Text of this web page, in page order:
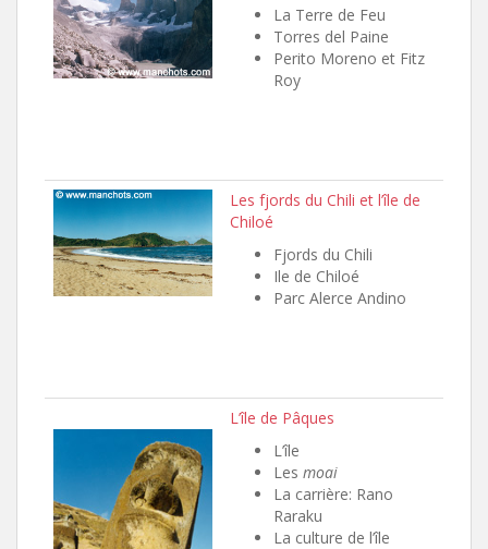
La Terre de Feu
Torres del Paine
Perito Moreno et Fitz
Roy
Les fjords du Chili et l’île de
Chiloé
Fjords du Chili
Ile de Chiloé
Parc Alerce Andino
L’île de Pâques
L’île
Les moai
La carrière: Rano
Raraku
La culture de l’île